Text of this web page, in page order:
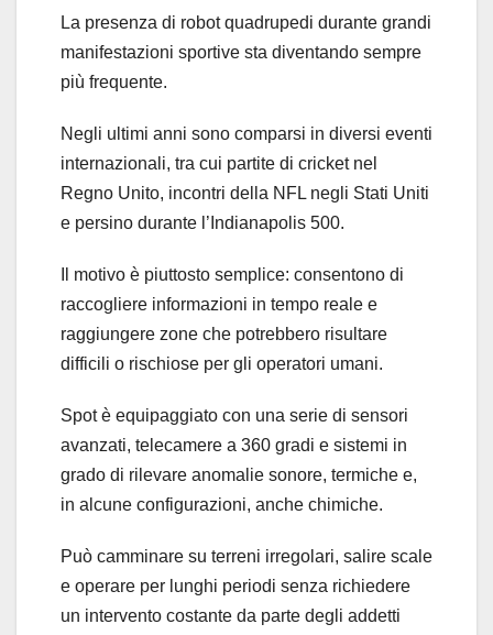
La presenza di robot quadrupedi durante grandi
manifestazioni sportive sta diventando sempre
più frequente.
Negli ultimi anni sono comparsi in diversi eventi
internazionali, tra cui partite di cricket nel
Regno Unito, incontri della NFL negli Stati Uniti
e persino durante l’Indianapolis 500.
Il motivo è piuttosto semplice: consentono di
raccogliere informazioni in tempo reale e
raggiungere zone che potrebbero risultare
difficili o rischiose per gli operatori umani.
Spot è equipaggiato con una serie di sensori
avanzati, telecamere a 360 gradi e sistemi in
grado di rilevare anomalie sonore, termiche e,
in alcune configurazioni, anche chimiche.
Può camminare su terreni irregolari, salire scale
e operare per lunghi periodi senza richiedere
un intervento costante da parte degli addetti